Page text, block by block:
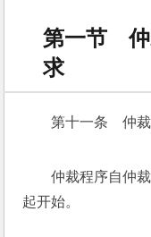
第一节 仲
求
第十一条　仲
仲裁程序自仲
起开始。